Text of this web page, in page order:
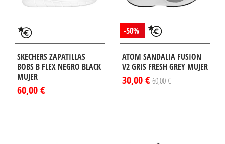
SKECHERS ZAPATILLAS
BOBS B FLEX NEGRO BLACK
MUJER
60,00 €
-50%
ATOM SANDALIA FUSION
V2 GRIS FRESH GREY MUJER
30,00 € 60,00 €